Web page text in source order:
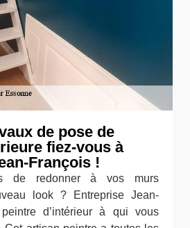
de pose de
fiez-vous à
François !
de redonner à vos murs
look ? Entreprise Jean-
d’intérieur à qui vous